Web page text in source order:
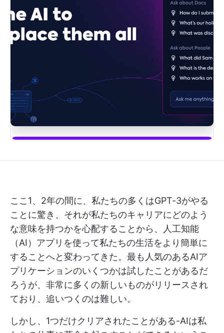
ここ1、2年の間に、私たちの多くはGPT-3がやる
ことに驚き、それが私たちのキャリアにどのよう
な意味を持つかを心配することから、人工知能
（AI）アプリを使って私たちの生活をより簡単に
することへと変わってきた。最も人気のあるAIア
プリケーションのいくつかは試したことがあるだ
ろうが、非常に多くの新しいものがリリースされ
ており、追いつくのは難しい。
しかし、1つだけクリアされたことがある-AIは私